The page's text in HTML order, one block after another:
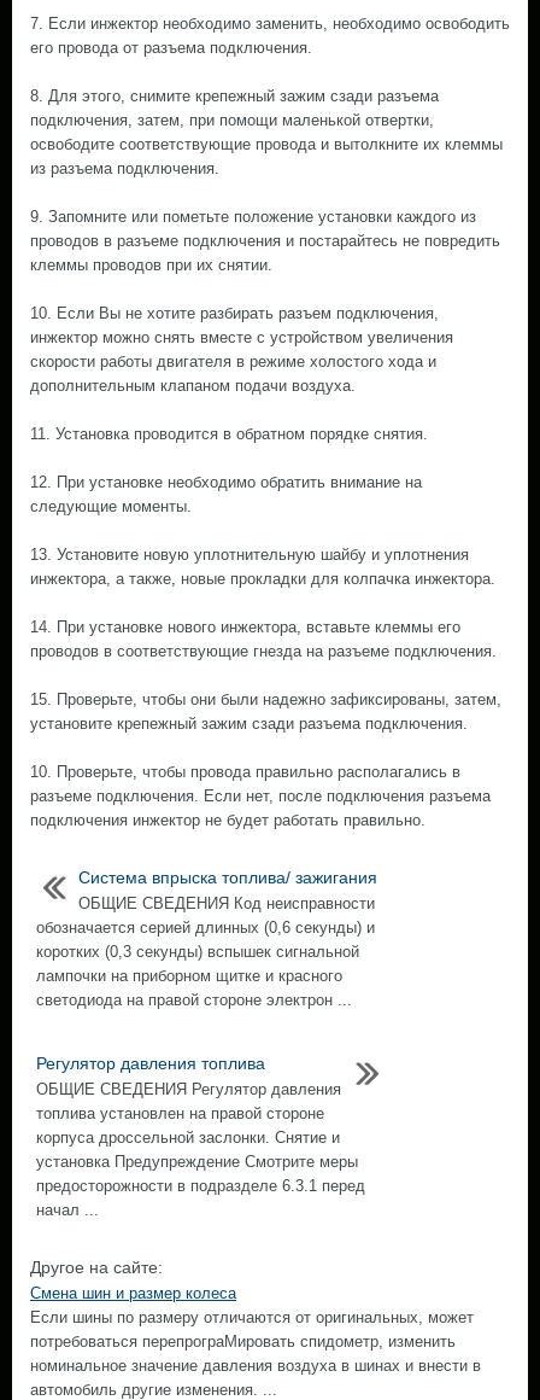
7. Если инжектор необходимо заменить, необходимо освободить
его провода от разъема подключения.
8. Для этого, снимите крепежный зажим сзади разъема
подключения, затем, при помощи маленькой отвертки,
освободите соответствующие провода и вытолкните их клеммы
из разъема подключения.
9. Запомните или пометьте положение установки каждого из
проводов в разъеме подключения и постарайтесь не повредить
клеммы проводов при их снятии.
10. Если Вы не хотите разбирать разъем подключения,
инжектор можно снять вместе с устройством увеличения
скорости работы двигателя в режиме холостого хода и
дополнительным клапаном подачи воздуха.
11. Установка проводится в обратном порядке снятия.
12. При установке необходимо обратить внимание на
следующие моменты.
13. Установите новую уплотнительную шайбу и уплотнения
инжектора, а также, новые прокладки для колпачка инжектора.
14. При установке нового инжектора, вставьте клеммы его
проводов в соответствующие гнезда на разъеме подключения.
15. Проверьте, чтобы они были надежно зафиксированы, затем,
установите крепежный зажим сзади разъема подключения.
10. Проверьте, чтобы провода правильно располагались в
разъеме подключения. Если нет, после подключения разъема
подключения инжектор не будет работать правильно.
Система впрыска топлива/ зажигания
ОБЩИЕ СВЕДЕНИЯ Код неисправности
обозначается серией длинных (0,6 секунды) и
коротких (0,3 секунды) вспышек сигнальной
лампочки на приборном щитке и красного
светодиода на правой стороне электрон ...
Регулятор давления топлива
ОБЩИЕ СВЕДЕНИЯ Регулятор давления
топлива установлен на правой стороне
корпуса дроссельной заслонки. Снятие и
установка Предупреждение Смотрите меры
предосторожности в подразделе 6.3.1 перед
начал ...
Другое на сайте:
Смена шин и размер колеса
Если шины по размеру отличаются от оригинальных, может
потребоваться перепрограМировать спидометр, изменить
номинальное значение давления воздуха в шинах и внести в
автомобиль другие изменения. ...